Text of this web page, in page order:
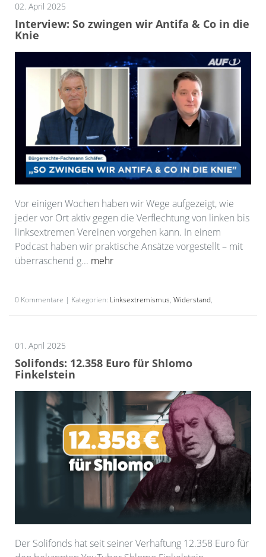
02. April 2025
Interview: So zwingen wir Antifa & Co in die
Knie
Vor einigen Wochen haben wir Wege aufgezeigt, wie
jeder vor Ort aktiv gegen die Verflechtung von linken bis
linksextremen Vereinen vorgehen kann. In einem
Podcast haben wir praktische Ansätze vorgestellt – mit
überraschend g... mehr
0 Kommentare | Kategorien: Linksextremismus, Widerstand,
01. April 2025
Solifonds: 12.358 Euro für Shlomo
Finkelstein
Der Solifonds hat seit seiner Verhaftung 12.358 Euro für